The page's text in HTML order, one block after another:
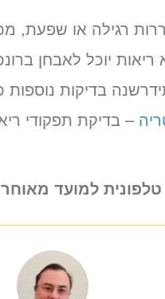
רגילה או שפעת,
יוכל לאבחן
בדיקות נוספות
– בדיקת תפקודי
טלפונית למועד